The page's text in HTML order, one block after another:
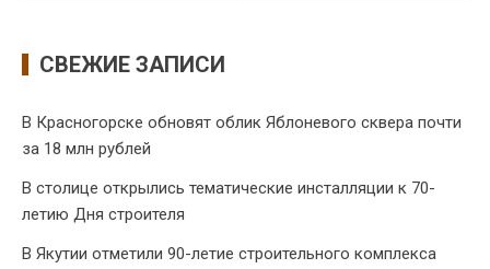
СВЕЖИЕ ЗАПИСИ
В Красногорске обновят облик Яблоневого сквера почти
за 18 млн рублей
В столице открылись тематические инсталляции к 70-
летию Дня строителя
В Якутии отметили 90-летие строительного комплекса